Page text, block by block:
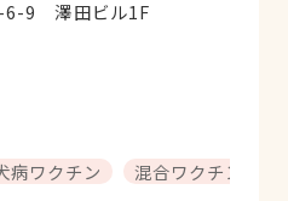
6-9 澤田ビル1F
病ワクチン 混合ワクチン